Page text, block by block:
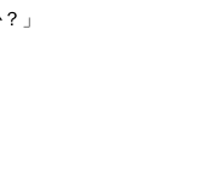
」